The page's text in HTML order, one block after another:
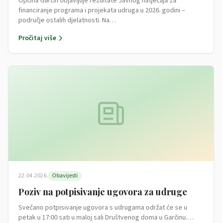
financiranje programa i projekata udruga u 2026. godini –
područje ostalih djelatnosti. Na…
Pročitaj više
22.04.2026. Obavijesti
Poziv na potpisivanje ugovora za udruge
Svečano potpisivanje ugovora s udrugama održat će se u
petak u 17:00 sati u maloj sali Društvenog doma u Garčinu.…